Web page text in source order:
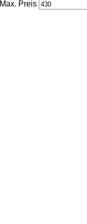
Max. Preis